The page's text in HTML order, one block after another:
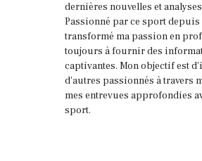
dernières nouvelles et
Passionné par ce sport depuis
transformé ma passion en
toujours à fournir des
captivantes. Mon objectif est
d'autres passionnés à travers
mes entrevues approfondies
sport.